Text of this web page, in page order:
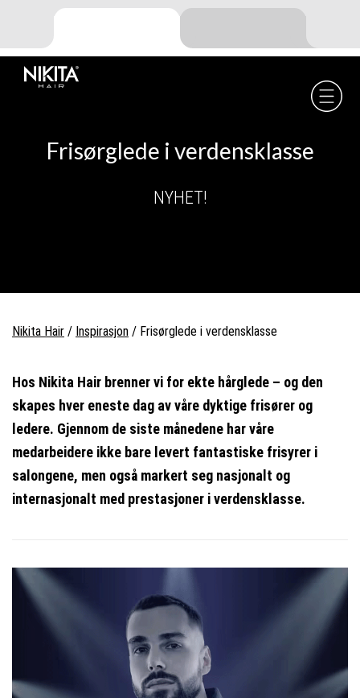
primary
navigation
main
content
footer
Frisørglede i verdensklasse
NYHET!
Nikita Hair / Inspirasjon / Frisørglede i verdensklasse
Hos Nikita Hair brenner vi for ekte hårglede – og den
skapes hver eneste dag av våre dyktige frisører og
ledere. Gjennom de siste månedene har våre
medarbeidere ikke bare levert fantastiske frisyrer i
salongene, men også markert seg nasjonalt og
internasjonalt med prestasjoner i verdensklasse.